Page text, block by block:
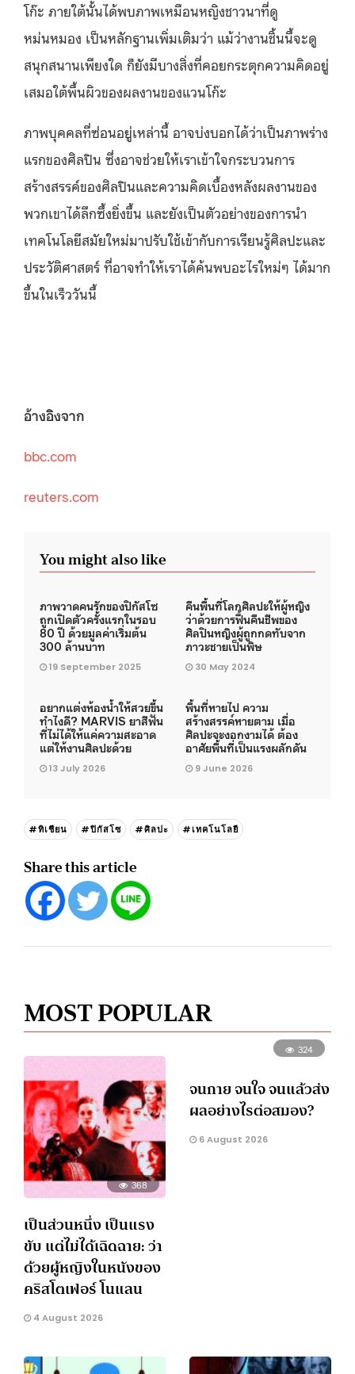
โก๊ะ ภายใต้นั้นได้พบภาพเหมือนหญิงชาวนาที่ดู
หม่นหมอง เป็นหลักฐานเพิ่มเติมว่า แม้ว่างานชิ้นนี้จะดู
สนุกสนานเพียงใด ก็ยังมีบางสิ่งที่คอยกระตุกความคิดอยู่
เสมอใต้พื้นผิวของผลงานของแวนโก๊ะ
ภาพบุคคลที่ซ่อนอยู่เหล่านี้ อาจบ่งบอกได้ว่าเป็นภาพร่าง
แรกของศิลปิน ซึ่งอาจช่วยให้เราเข้าใจกระบวนการ
สร้างสรรค์ของศิลปินและความคิดเบื้องหลังผลงานของ
พวกเขาได้ลึกซึ้งยิ่งขึ้น และยังเป็นตัวอย่างของการนำ
เทคโนโลยีสมัยใหม่มาปรับใช้เข้ากับการเรียนรู้ศิลปะและ
ประวัติศาสตร์ ที่อาจทำให้เราได้ค้นพบอะไรใหม่ๆ ได้มาก
ขึ้นในเร็ววันนี้
อ้างอิงจาก
bbc.com
reuters.com
You might also like
ภาพวาดคนรักของปิกัสโซ
ถูกเปิดตัวครั้งแรกในรอบ
80 ปี ด้วยมูลค่าเริ่มต้น
300 ล้านบาท
19 September 2025
คืนพื้นที่โลกศิลปะให้ผู้หญิง
ว่าด้วยการฟื้นคืนชีพของ
ศิลปินหญิงผู้ถูกกดทับจาก
ภาวะชายเป็นพิษ
30 May 2024
อยากแต่งห้องน้ำให้สวยขึ้น
ทำไงดี? MARVIS ยาสีฟัน
ที่ไม่ได้ให้แค่ความสะอาด
แต่ให้งานศิลปะด้วย
13 July 2026
พื้นที่หายไป ความ
สร้างสรรค์หายตาม เมื่อ
ศิลปะจะงอกงามได้ ต้อง
อาศัยพื้นที่เป็นแรงผลักดัน
9 June 2026
#ทิเชียน #ปิกัสโซ #ศิลปะ #เทคโนโลยี
Share this article
MOST POPULAR
368
เป็นส่วนหนึ่ง เป็นแรง
ขับ แต่ไม่ได้เฉิดฉาย: ว่า
ด้วยผู้หญิงในหนังของ
คริสโตเฟอร์ โนแลน
4 August 2026
324
จนกาย จนใจ จนแล้วส่ง
ผลอย่างไรต่อสมอง?
6 August 2026